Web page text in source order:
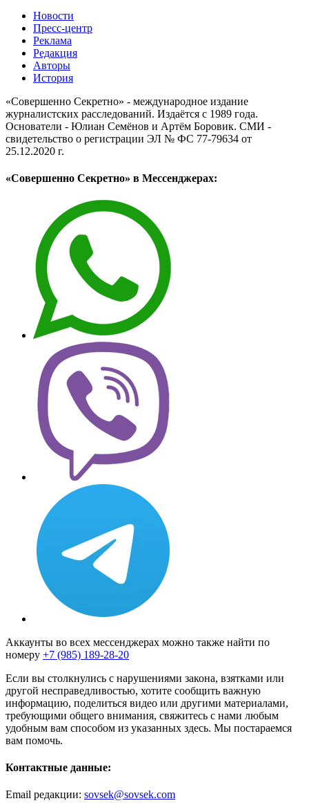
Новости
Пресс-центр
Реклама
Редакция
Авторы
История
«Совершенно Секретно» - международное издание
журналистских расследований. Издаётся с 1989 года.
Основатели - Юлиан Семёнов и Артём Боровик. CМИ -
свидетельство о регистрации ЭЛ № ФС 77-79634 от
25.12.2020 г.
«Совершенно Секретно» в Мессенджерах:
Аккаунты во всех мессенджерах можно также найти по
номеру +7 (985) 189-28-20
Если вы столкнулись с нарушениями закона, взятками или
другой несправедливостью, хотите сообщить важную
информацию, поделиться видео или другими материалами,
требующими общего внимания, свяжитесь с нами любым
удобным вам способом из указанных здесь. Мы постараемся
вам помочь.
Контактные данные:
Email редакции: sovsek@sovsek.com